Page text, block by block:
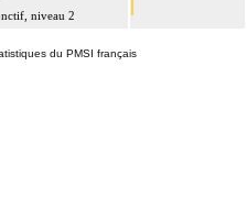
niveau 2
du PMSI français